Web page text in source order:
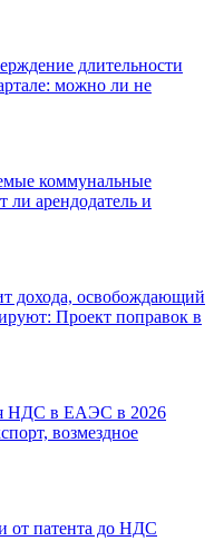
длительности
можно ли не
коммунальные
ли арендодатель и
дохода, освобождающий
Проект поправок в
НДС в ЕАЭС в 2026
возмездное
от патента до НДС